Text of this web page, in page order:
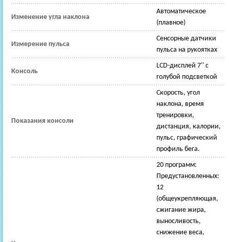
Изменение угла наклона
Автоматическое
(плавное)
Измерение пульса
Сенсорные датчики
пульса на рукоятках
Консоль
LCD-дисплей 7'' с
голубой подсветкой
Показания консоли
Скорость, угол
наклона, время
тренировки,
дистанция, калории,
пульс, графический
профиль бега.
20 программ:
Предустановленных:
12
(общеукрепляющая,
сжигание жира,
выносливость,
снижение веса,